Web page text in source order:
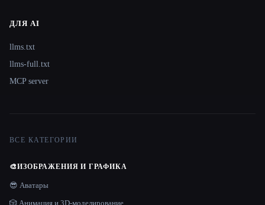
ДЛЯ AI
llms.txt
llms-full.txt
MCP server
ВСЕ КАТЕГОРИИ
🎨ИЗОБРАЖЕНИЯ И ГРАФИКА
😎 Аватары
🎲 Анимация и 3D-моделирование